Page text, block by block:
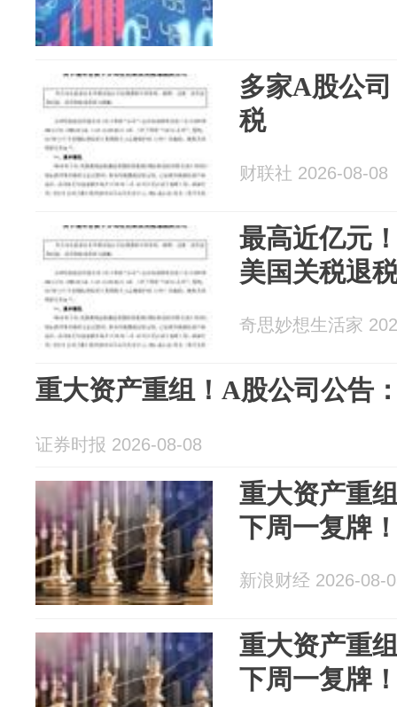
多家A股公
税
财联社 2026-08-08
最高近亿元
美国关税退
奇思妙想生活家
重大资产重组！A股公司公告
证券时报 2026-08-08
重大资产重
下周一复牌
新浪财经 2026-08-
重大资产重
下周一复牌